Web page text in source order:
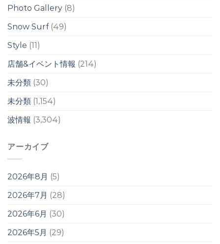
影
は
明
け
ら？！
Photo Gallery (8)
Snow Surf(49)
Style (11)
店舗&イベント情報 (214)
未分類 (30)
未分類 (1,154)
波情報 (3,304)
アーカイブ
2026年8月 (5)
2026年7月 (28)
2026年6月 (30)
2026年5月 (29)